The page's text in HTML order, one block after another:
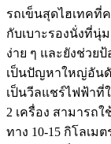
รถเข็นสุดไฮเทคที่
กับเบาะรองนั่งที่นุ่
ง่าย ๆ และยังช่วย
เป็นปัญหาใหญ่อัน
เป็นวีลแชร์ไฟฟ้าที่
2 เครื่อง สามารถใ
ทาง 10-15 กิโลเม